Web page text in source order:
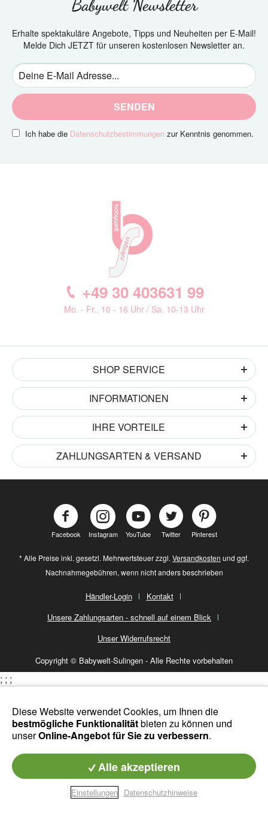
Babywelt Newsletter
Erhalte spektakuläre Angebote, Tipps und Neuheiten per E-Mail!
Melde Dich JETZT für unseren kostenlosen Newsletter an.
SENDEN
Ich habe die Datenschutzbestimmungen zur Kenntnis genommen.
+49 30 403631 99
Mo. - Fr., 10 - 16 Uhr / Sa. 10-13 Uhr
SHOP SERVICE
INFORMATIONEN
IHRE VORTEILE
ZAHLUNGSARTEN & VERSAND
Facebook Instagram YouTube Twitter Pinterest
* Alle Preise inkl. gesetzl. Mehrwertsteuer zzgl. Versandkosten und ggf.
Nachnahmegebühren, wenn nicht anders beschrieben
Händler-Login
Kontakt
Unsere Zahlungsarten - schnell auf einem Blick
Unser Widerrufsrecht
Copyright © Babywelt-Sulingen - Alle Rechte vorbehalten
Diese Website verwendet Cookies, um Ihnen die
bestmögliche Funktionalitätbieten zu können und
unserOnline-Angebot für Sie zu verbessern.
Alle akzeptieren
Einstellungen Datenschutzhinweise
; ; ;